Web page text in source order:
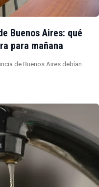
Buenos Aires: qué
para mañana
de Buenos Aires debían